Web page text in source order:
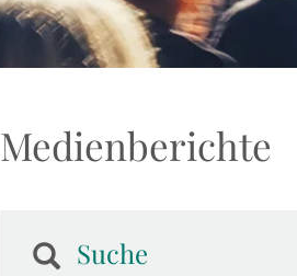
Medienberichte
Suche